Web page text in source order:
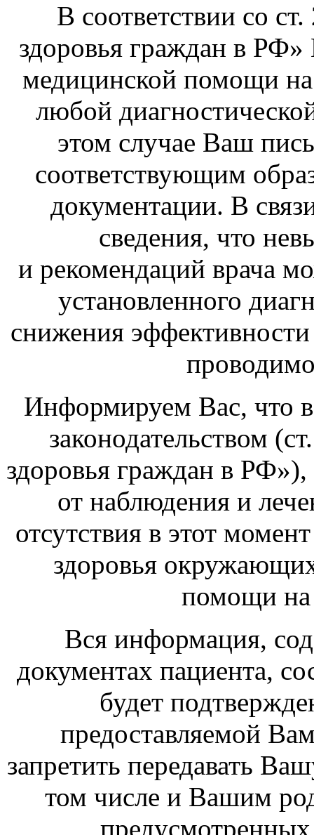
В соответствии со
здоровья граждан в РФ»
медицинской помощи на
любой
этом случае Ваш
соответствующим
документации. В
сведения, что
и рекомендаций врача
установленного
снижения
Информируем Вас, что
законодательством
здоровья граждан в РФ»),
от наблюдения и
отсутствия в этот
здоровья
помощи на
Вся информация,
документах пациента,
будет
предоставляемой
запретить передавать
том числе и Вашим